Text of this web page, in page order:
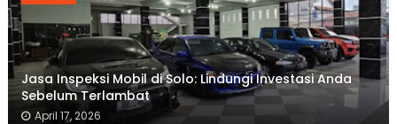
Jasa Inspeksi Mobil di Solo: Lindungi Investasi Anda
Sebelum Terlambat
April 17, 2026